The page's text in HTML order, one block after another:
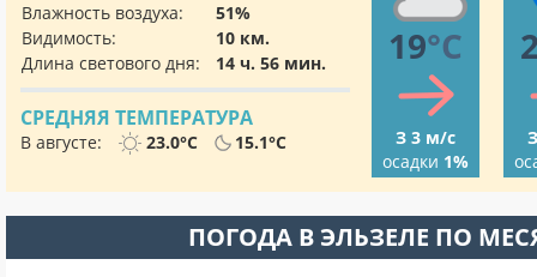
Влажность воздуха:
51%
Видимость:
10 км.
Длина светового дня:
14 ч. 56 мин.
СРЕДНЯЯ ТЕМПЕРАТУРА
В августе: 23.0°C 15.1°C
19°C
З 3 м/с
осадки 1%
ПОГОДА В ЭЛЬЗЕЛЕ ПО